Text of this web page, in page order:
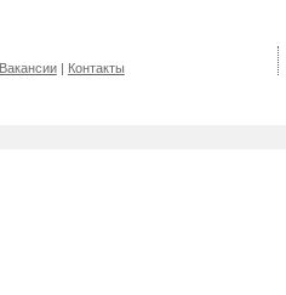
Вакансии Контакты